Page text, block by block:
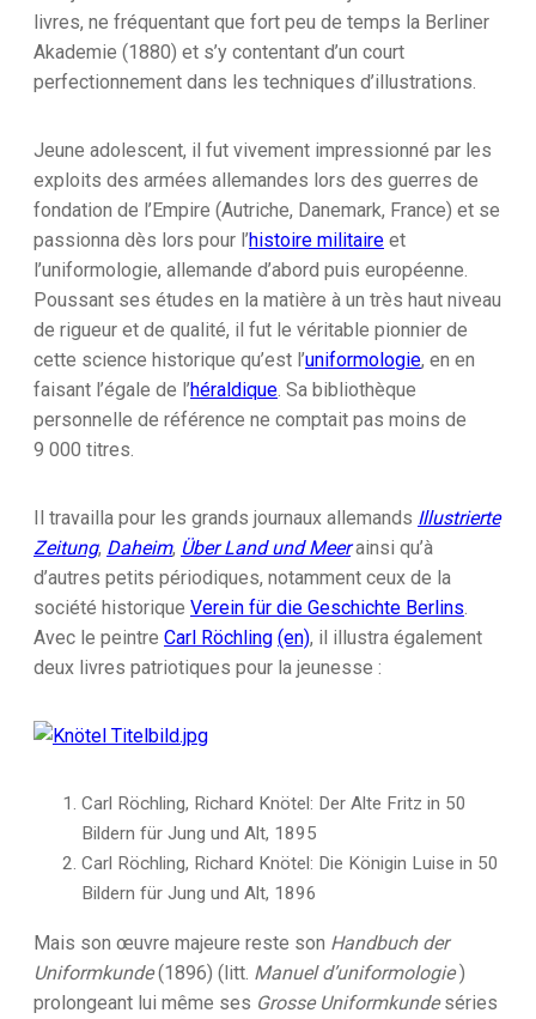
livres, ne fréquentant que fort peu de temps la Berliner
Akademie (1880) et s’y contentant d’un court
perfectionnement dans les techniques d’illustrations.
Jeune adolescent, il fut vivement impressionné par les
exploits des armées allemandes lors des guerres de
fondation de l’Empire (Autriche, Danemark, France) et se
passionna dès lors pour l’histoire militaire et
l’uniformologie, allemande d’abord puis européenne.
Poussant ses études en la matière à un très haut niveau
de rigueur et de qualité, il fut le véritable pionnier de
cette science historique qu’est l’uniformologie, en en
faisant l’égale de l’héraldique. Sa bibliothèque
personnelle de référence ne comptait pas moins de
9 000 titres.
Il travailla pour les grands journaux allemands Illustrierte
Zeitung, Daheim, Über Land und Meerainsi qu’à
d’autres petits périodiques, notamment ceux de la
société historique Verein für die Geschichte Berlins.
Avec le peintre Carl Röchling (en), il illustra également
deux livres patriotiques pour la jeunesse :
Carl Röchling, Richard Knötel: Der Alte Fritz in 50
Bildern für Jung und Alt, 1895
Carl Röchling, Richard Knötel: Die Königin Luise in 50
Bildern für Jung und Alt, 1896
Mais son œuvre majeure reste son Handbuch der
Uniformkunde(1896) (litt. Manuel d’uniformologie)
prolongeant lui même ses Grosse Uniformkundeséries